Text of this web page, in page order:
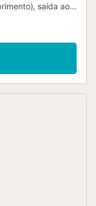
saída ao
(135 cm, 190
(forno, 4
microondas,
WC,
Terraço